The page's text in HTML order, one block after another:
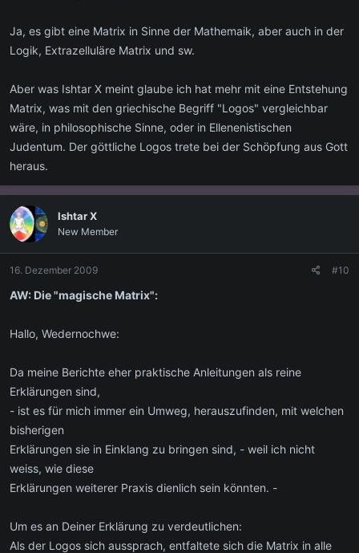
Ja, es gibt eine Matrix in Sinne der Mathemaik, aber auch in der
Logik, Extrazelluläre Matrix und sw.
Aber was Ishtar X meint glaube ich hat mehr mit eine Entstehung
Matrix, was mit den griechische Begriff "Logos" vergleichbar
wäre, in philosophische Sinne, oder in Ellenenistischen
Judentum. Der göttliche Logos trete bei der Schöpfung aus Gott
heraus.
Ishtar X
New Member
16. Dezember 2009 #10
AW: Die "magische Matrix":
Hallo, Wedernochwe:
Da meine Berichte eher praktische Anleitungen als reine
Erklärungen sind,
- ist es für mich immer ein Umweg, herauszufinden, mit welchen
bisherigen
Erklärungen sie in Einklang zu bringen sind, - weil ich nicht
weiss, wie diese
Erklärungen weiterer Praxis dienlich sein könnten. -
Um es an Deiner Erklärung zu verdeutlichen:
Als der Logos sich aussprach, entfaltete sich die Matrix in alle